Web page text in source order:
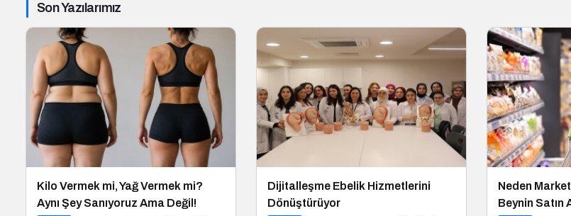
Son Yazılarımız
Kilo Vermek mi, Yağ Vermek mi?
Aynı Şey Sanıyoruz Ama Değil!
Dijitalleşme Ebelik Hizmetlerini
Dönüştürüyor
Neden
Beynin Satın